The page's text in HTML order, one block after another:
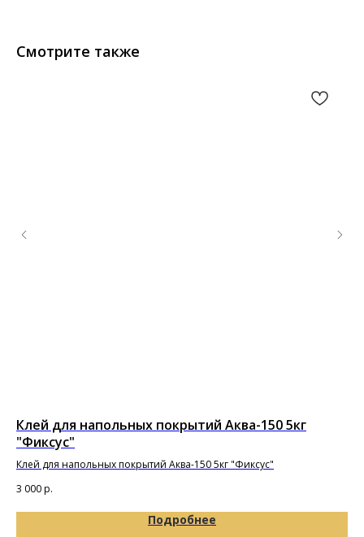
Смотрите также
Клей для напольных покрытий Аква-150 5кг
"Фиксус"
Клей для напольных покрытий Аква-150 5кг "Фиксус"
3 000р.
Подробнее